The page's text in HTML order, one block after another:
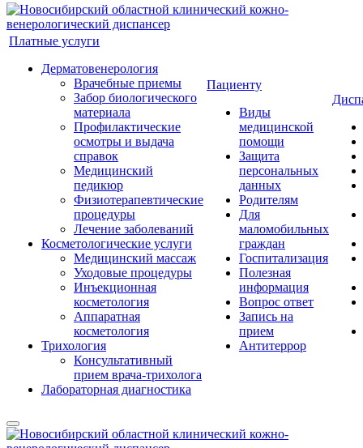
Платные услуги
Дерматовенерология
Врачебные приемы
Забор биологического
материала
Профилактические
осмотры и выдача
справок
Медицинский
педикюр
Физиотерапевтические
процедуры
Лечение заболеваний
Косметологические услуги
Медицинский массаж
Уходовые процедуры
Инъекционная
косметология
Аппаратная
косметология
Трихология
Консультативный
прием врача-трихолога
Лабораторная диагностика
Пациенту
Виды
медицинской
помощи
Защита
персональных
данных
Родителям
Для
маломобильных
граждан
Госпитализация
Полезная
информация
Вопрос ответ
Запись на
прием
Антитеррор